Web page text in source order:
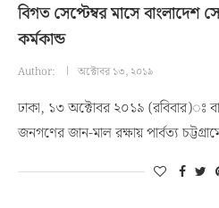
বিগত সেপ্টেম্বর মাসে বাংলাদেশ
কর্মকান্ড
Author: অক্টোবর ১৩, ২০১৯
ঢাকা, ১৩ অক্টোবর ২০১৯ (রবিবার)ঃ
জনগণের জান-মাল রক্ষায় পার্বত্য